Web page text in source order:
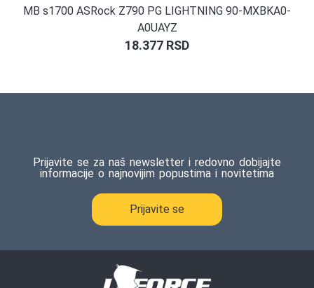
MB s1700 ASRock Z790 PG LIGHTNING 90-MXBKA0-
A0UAYZ
18.377 RSD
Prijavite se za naš newsletter i redovno dobijajte
informacije o najnovijim popustima i novitetima
Prijavite se